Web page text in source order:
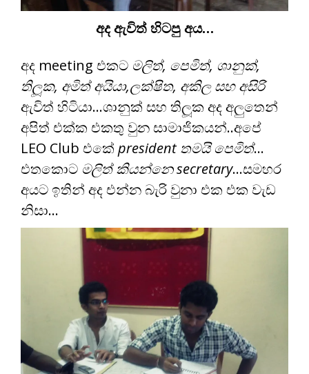
අද ඇවිත් හිටපු අය…
අද meeting එකට මලිත්, පෙමිත්, ශානුක්,
තිලූක, අමිත් අයියා,ලක්ෂිත, අකිල සහ අසිරි
ඇවිත් හිටියා…ශානුක් සහ තිලූක අද අලුතෙන්
අපිත් එක්ක එකතු වුන සාමාජිකයන්..අපේ
LEO Club එකේ president තමයි පෙමිත්…
එතකොට මලිත් කියන්නෙ secretary…සමහර
අයට ඉතින් අද එන්න බැරි වුනා එක එක වැඩ
නිසා…